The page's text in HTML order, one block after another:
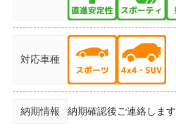
対応車種
納期情報 納期確認後ご連絡します